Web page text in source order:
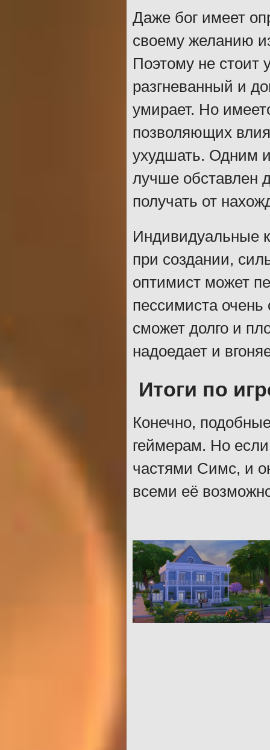
Даже бог имеет
своему желанию
Поэтому не стоит
разгневанный и
умирает. Но
позволяющих
ухудшать. Одним
лучше обставлен
получать от
Индивидуальные
при создании,
оптимист может
пессимиста
сможет долго и
надоедает и
Итоги по
Конечно,
геймерам. Но
частями Симс, и
всеми её